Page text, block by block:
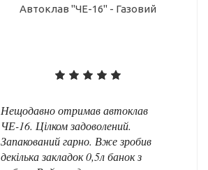
Автоклав "ЧЕ-16" - Газовий
Нещодавно отримав автоклав
ЧЕ-16. Цілком задоволений.
Запакований гарно. Вже зробив
декілька закладок 0,5л банок з